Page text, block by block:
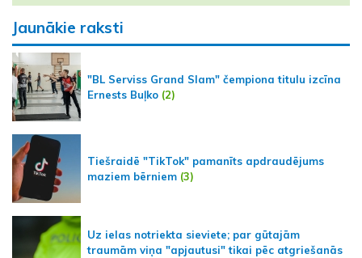
Jaunākie raksti
"BL Serviss Grand Slam" čempiona titulu izcīna
Ernests Buļko (2)
Tiešraidē "TikTok" pamanīts apdraudējums
maziem bērniem (3)
Uz ielas notriekta sieviete; par gūtajām
traumām viņa "apjautusi" tikai pēc atgriešanās